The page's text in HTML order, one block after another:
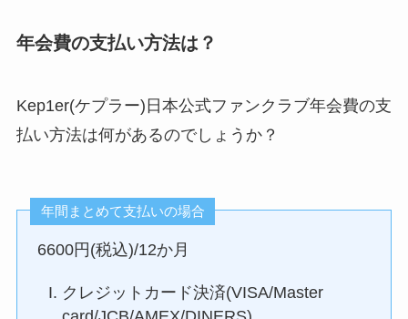
年会費の支払い方法は？
Kep1er(ケプラー)日本公式ファンクラブ年会費の支
払い方法は何があるのでしょうか？
年間まとめて支払いの場合
6600円(税込)/12か月
クレジットカード決済(VISA/Master